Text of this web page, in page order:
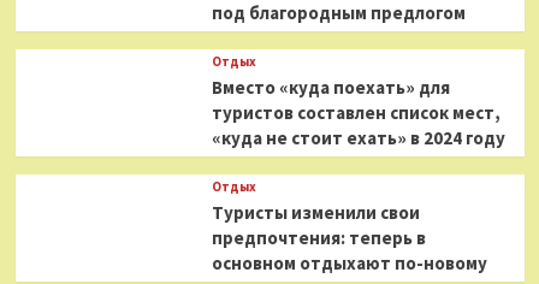
под благородным предлогом
Отдых
Вместо «куда поехать» для
туристов составлен список мест,
«куда не стоит ехать» в 2024 году
Отдых
Туристы изменили свои
предпочтения: теперь в
основном отдыхают по-новому